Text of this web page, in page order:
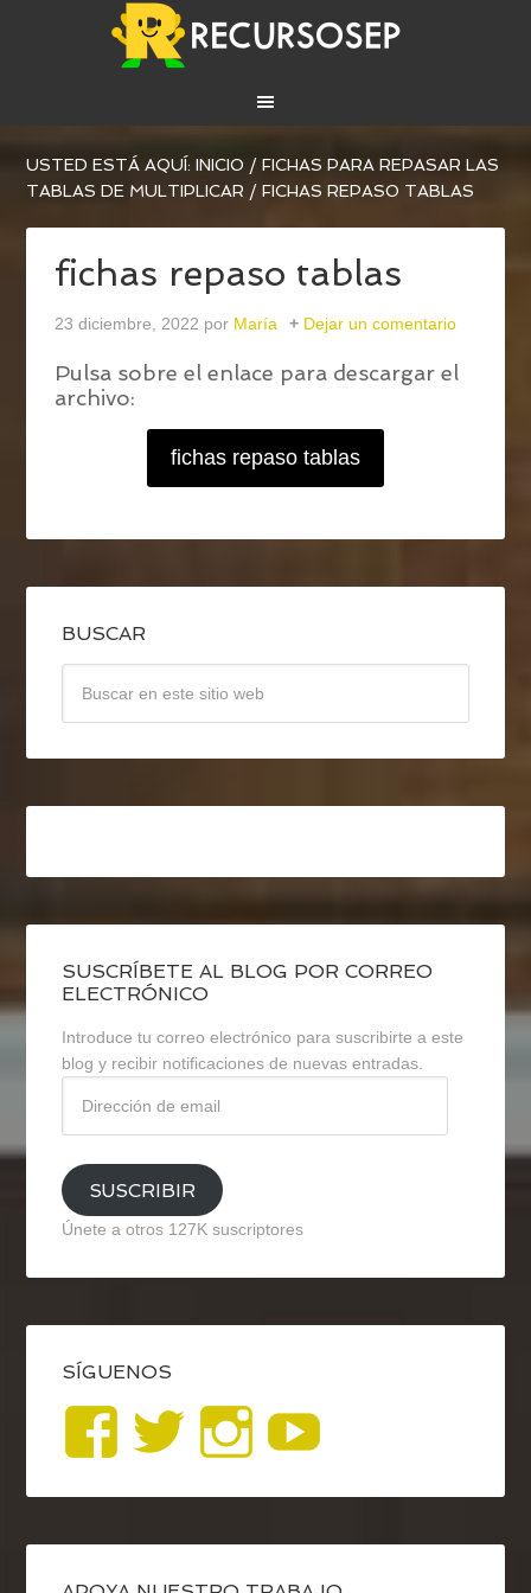
USTED ESTÁ AQUÍ:INICIO / FICHAS PARA REPASAR LAS
TABLAS DE MULTIPLICAR / FICHAS REPASO TABLAS
fichas repaso tablas
23 diciembre, 2022 por María Dejar un comentario
Pulsa sobre el enlace para descargar el
archivo:
fichas repaso tablas
BUSCAR
SUSCRÍBETE AL BLOG POR CORREO
ELECTRÓNICO
Introduce tu correo electrónico para suscribirte a este
blog y recibir notificaciones de nuevas entradas.
email
SUSCRIBIR
Únete a otros 127K suscriptores
SÍGUENOS
Ver
perfil
de
Ver
perfil
de
Ver
perfil
de